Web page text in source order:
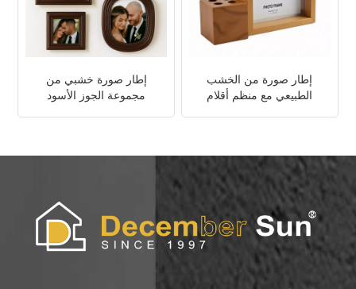
إطار صورة خشبي من
مجموعة الجوز الأسود
إطار صورة من الخشب
الطبيعي مع منظم أقلام